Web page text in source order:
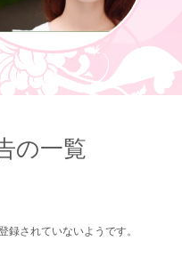
の一覧
録されていないようです。